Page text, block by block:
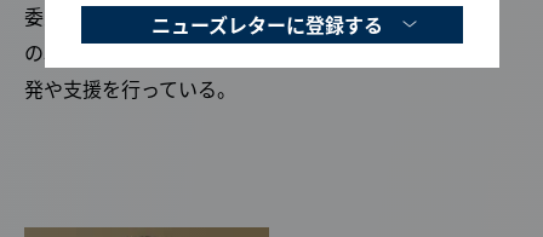
委員など兼任。「医療現場」「医療制度」「ビジネス」
の3領域を横断的に理解し、ヘルステック領域の事業開
発や支援を行っている。
ニューズレターに登録する